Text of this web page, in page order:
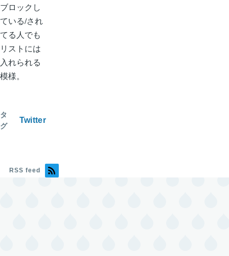
ブロックし
ている/され
てる人でも
リストには
入れられる
模様。
タ
グ
Twitter
RSS feed